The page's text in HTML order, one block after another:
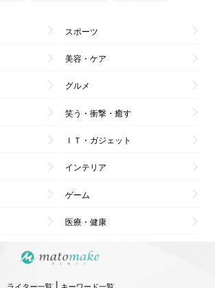
スポーツ
美容・ケア
グルメ
笑う・衝撃・癒す
ＩＴ・ガジェット
インテリア
ゲーム
医療・健康
ライター一覧| キーワード一覧